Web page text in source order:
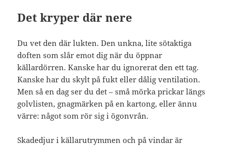
Det kryper där nere
Du vet den där lukten. Den unkna, lite sötaktiga
doften som slår emot dig när du öppnar
källardörren. Kanske har du ignorerat den ett tag.
Kanske har du skylt på fukt eller dålig ventilation.
Men så en dag ser du det – små mörka prickar längs
golvlisten, gnagmärken på en kartong, eller ännu
värre: något som rör sig i ögonvrån.
Skadedjur i källarutrymmen och på vindar är